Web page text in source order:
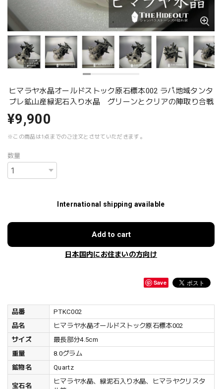
ヒマラヤ水晶オールドストック原石標本002 ラパ地域タンタ
ブレ鉱山産緑泥石入り水晶 グリーンとクリアの陣取り合戦
¥9,900
※この商品は1点までのご注文とさせていただきます。
数量
International shipping available
Add to cart
日本国内にお住まいの方向け
Save
品番
PTKC002
品名
ヒマラヤ水晶オールドストック原石標本002
サイズ
最長部分4.5cm
重量
8.0グラム
鉱物名
Quartz
宝石名
ヒマラヤ水晶、緑泥石入り水晶、ヒマラヤクリスタ